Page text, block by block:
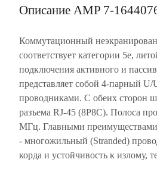
Описание AMP 7-
Коммутационный
cоответствует категории 5e,
подключения активного и
представляет собой 4-парный
проводниками. С обеих сторон
разъема RJ-45 (8P8C). Полоса
МГц. Главными преимуществами
- многожильный (Stranded)
корда и устойчивость к излому,